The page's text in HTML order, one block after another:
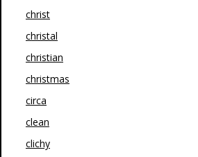
christ
christal
christian
christmas
circa
clean
clichy